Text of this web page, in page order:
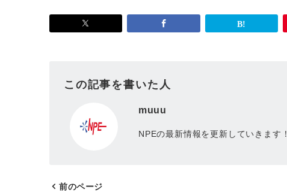
この記事を書いた人
muuu
NPEの最新情報を更新していきます！
前のページ